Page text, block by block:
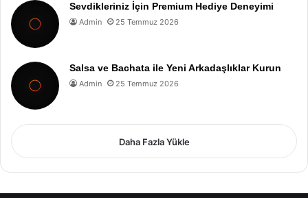
Sevdikleriniz İçin Premium Hediye Deneyimi
Admin 25 Temmuz 2026
Salsa ve Bachata ile Yeni Arkadaşlıklar Kurun
Admin 25 Temmuz 2026
Daha Fazla Yükle